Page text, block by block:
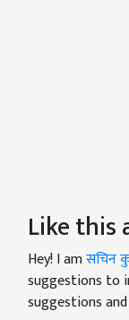
Like this
Hey! I amसचिन
suggestions to
suggestions